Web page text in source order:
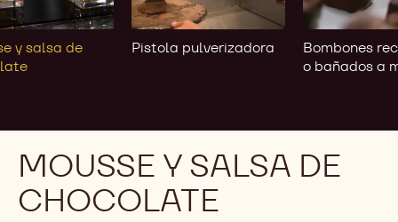
y salsa de
Pistola pulverizadora
Bombones
o bañados a
a
mano
MOUSSE Y SALSA DE
CHOCOLATE